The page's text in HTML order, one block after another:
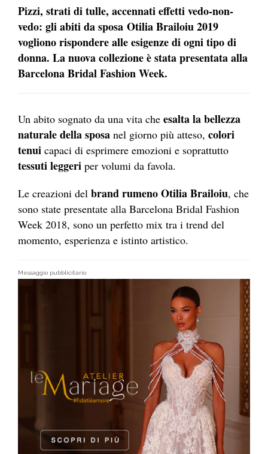
Pizzi, strati di tulle, accennati effetti vedo-non-
vedo: gli abiti da sposa Otilia Brailoiu 2019
vogliono rispondere alle esigenze di ogni tipo di
donna. La nuova collezione è stata presentata alla
Barcelona Bridal Fashion Week.
Un abito sognato da una vita che esalta la bellezza
naturale della sposa nel giorno più atteso, colori
tenui capaci di esprimere emozioni e soprattutto
tessuti leggeri per volumi da favola.
Le creazioni del brand rumeno Otilia Brailoiu, che
sono state presentate alla Barcelona Bridal Fashion
Week 2018, sono un perfetto mix tra i trend del
momento, esperienza e istinto artistico.
Messaggio pubblicitario